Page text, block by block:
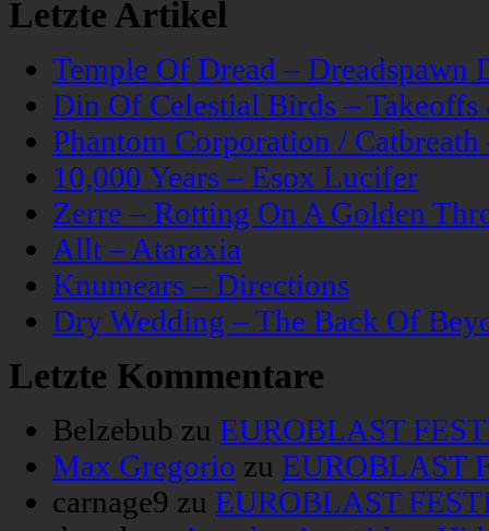
Letzte Artikel
Temple Of Dread – Dreadspawn
Din Of Celestial Birds –
Phantom Corporation /
10,000 Years – Esox Lucifer
Zerre – Rotting On A Golden
Allt – Ataraxia
Knumears – Directions
Dry Wedding – The Back Of
Letzte Kommentare
Belzebub zu EUROBLAST
Max Gregorio zu EUROBLAST
carnage9 zu EUROBLAST